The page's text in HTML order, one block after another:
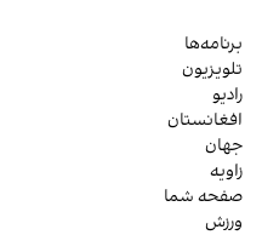
برنامه‌ها
تلویزیون
رادیو
افغانستان
جهان
زاویه
صفحه شما
ورزش